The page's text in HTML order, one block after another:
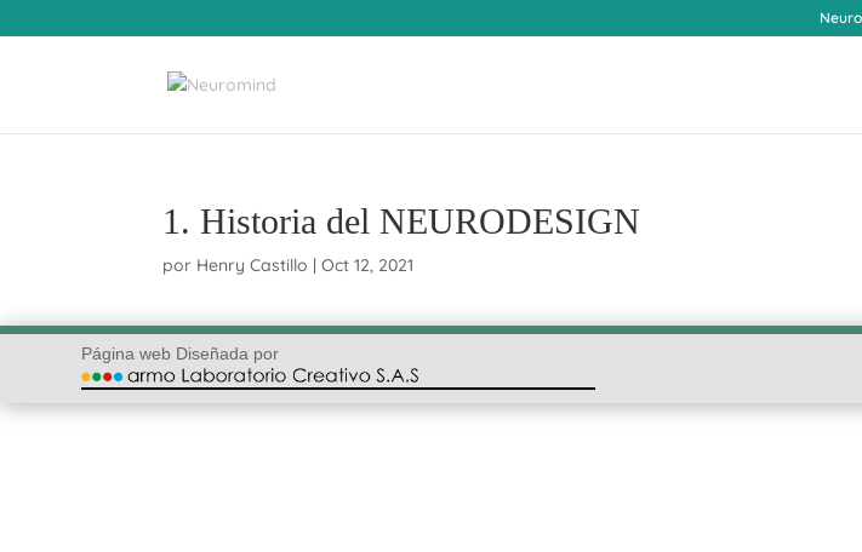
1. Historia del NEURODESIGN
por Henry Castillo |Oct 12, 2021
Página web Diseñada por